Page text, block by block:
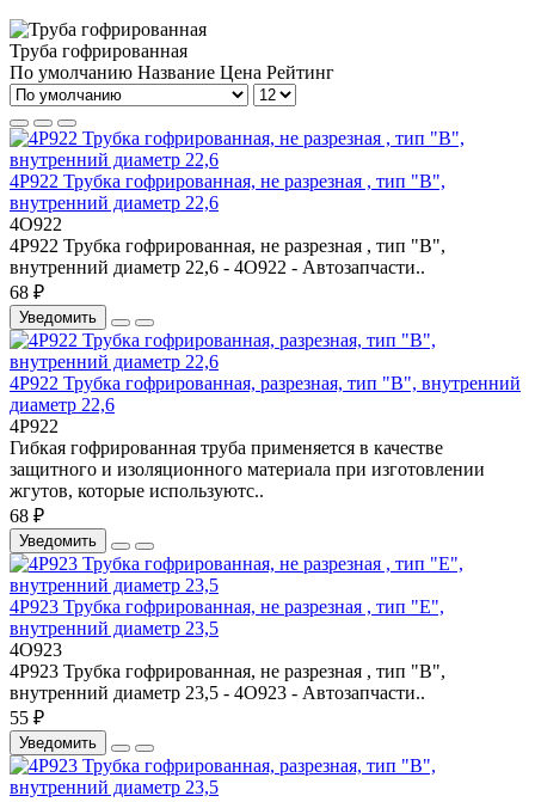
Труба гофрированная
По умолчанию Название Цена Рейтинг
4P922 Трубка гофрированная, не разрезная , тип "В",
внутренний диаметр 22,6
4О922
4P922 Трубка гофрированная, не разрезная , тип "В",
внутренний диаметр 22,6 - 4О922 - Автозапчасти..
68 ₽
Уведомить
4P922 Трубка гофрированная, разрезная, тип "В", внутренний
диаметр 22,6
4P922
Гибкая гофрированная труба применяется в качестве
защитного и изоляционного материала при изготовлении
жгутов, которые используютс..
68 ₽
Уведомить
4P923 Трубка гофрированная, не разрезная , тип "Е",
внутренний диаметр 23,5
4О923
4P923 Трубка гофрированная, не разрезная , тип "В",
внутренний диаметр 23,5 - 4О923 - Автозапчасти..
55 ₽
Уведомить